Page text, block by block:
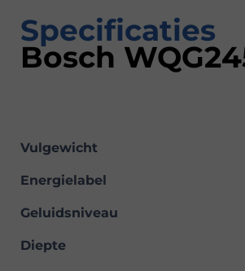
Specificaties
Bosch
Vulgewicht
Energielabel
Geluidsniveau
Diepte